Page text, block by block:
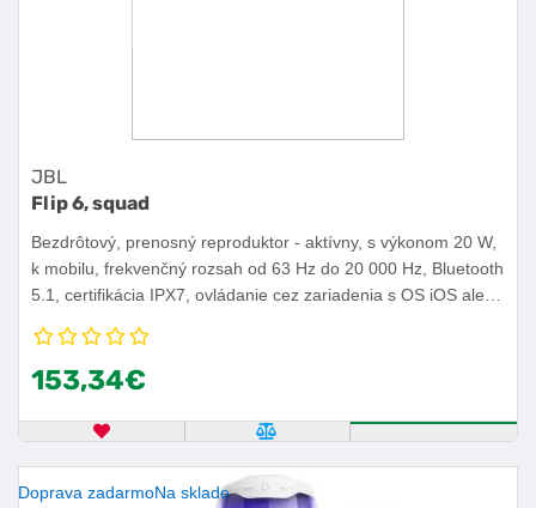
JBL
Flip 6, squad
Bezdrôtový, prenosný reproduktor - aktívny, s výkonom 20 W,
k mobilu, frekvenčný rozsah od 63 Hz do 20 000 Hz, Bluetooth
5.1, certifikácia IPX7, ovládanie cez zariadenia s OS iOS alebo
153,34€
OBĽÚBENÝ PRODUKT POROVNAŤ PRODUKT
Doprava zadarmoNa sklade